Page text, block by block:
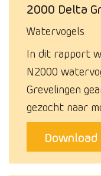
2000 Delta
Watervogels
In dit rapport
N2000
Grevelingen
gezocht naar
Download